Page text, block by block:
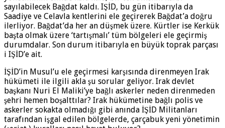
sayılabilecek Bağdat kaldı. IŞİD, bu gün itibarıyla da
Saadiye ve Celavla kentlerini ele geçirerek Bağdat’a doğru
ilerliyor. Bağdat’da her an düşmek üzere. Kürtler ise Kerkük
başta olmak üzere ‘tartışmalı’ tüm bölgeleri ele geçirmiş
durumdalar. Son durum itibarıyla en büyük toprak parçası
i IŞİD’e ait.
İŞİD’in Musul’u ele geçirmesi karşısında direnmeyen Irak
hükümeti ile ilgili akla şu sorular geliyor. Irak devlet
başkanı Nuri El Maliki’ye bağlı askerler neden direnmeden
şehri hemen boşalttılar? Irak hükümetine bağlı polis ve
askerler sokakta olmadığı gibi anında İŞİD Militanları
tarafından işgal edilen bölgelerde, çarçabuk yeni yönetimin